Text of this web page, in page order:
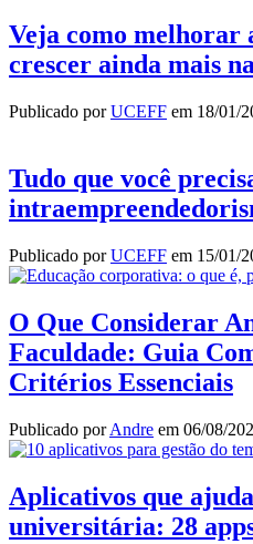
Veja como melhorar
crescer ainda mais
Publicado porUCEFF em 18/01/
Tudo que você
Publicado porUCEFF em 15/01/
O Que Considerar
Faculdade: Guia
Critérios Essenciais
Publicado porAndre em 06/08/
Aplicativos que
universitária: 28